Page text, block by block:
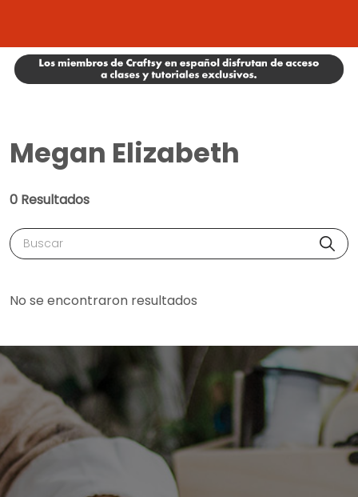
Megan Elizabeth
0 Resultados
Buscar
No se encontraron resultados